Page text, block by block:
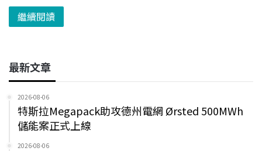
繼續閱讀
最新文章
2026-08-06
特斯拉Megapack助攻德州電網 Ørsted 500MWh
儲能案正式上線
2026-08-06